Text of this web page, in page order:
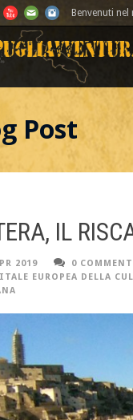
Benvenuti
Post
IL
2019 0 COMMENT
EUROPEA DELLA